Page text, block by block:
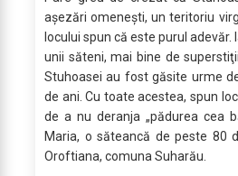
aşezări omeneşti, un teritoriu
locului spun că este purul
unii săteni, mai bine de
Stuhoasei au fost găsite urme
de ani. Cu toate acestea, spun
de a nu deranja „pădurea cea
Maria, o săteancă de peste 80
Oroftiana, comuna Suharău.